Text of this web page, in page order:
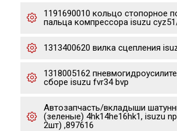
1191690010 кольцо стопорное
пальца компрессора isuzu
1313400620 вилка сцепления
1318005162
сборе isuzu fvr34 bvp
Автозапчасть/вкладыши
(зеленые) 4hk14he16hk1, isuzu
2шт) ,897616